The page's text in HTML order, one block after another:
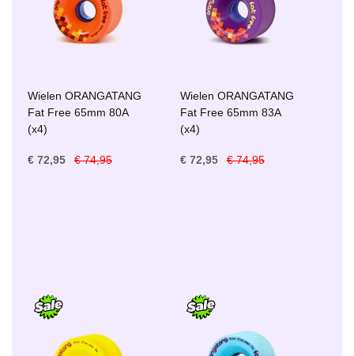
Wielen ORANGATANG
Fat Free 65mm 80A
(x4)
€ 72,95 € 74,95
Wielen ORANGATANG
Fat Free 65mm 83A
(x4)
€ 72,95 € 74,95